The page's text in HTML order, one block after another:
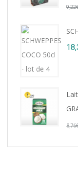
9,22
8,76